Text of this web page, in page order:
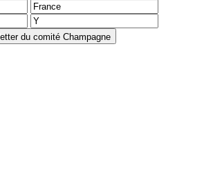
du comité Champagne